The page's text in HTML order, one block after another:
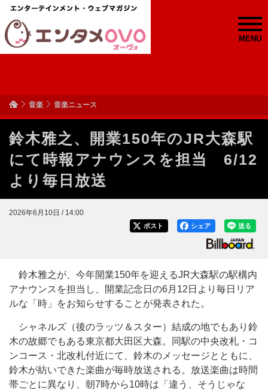
MENU
音楽 音楽ニュース
鈴木雅之、開業150年のJR大森駅
にて時報アナウンスを担当 6/12
より毎日放送
2026年6月10日 / 14:00
送る
シェア
ポスト
鈴木雅之が、今年開業150年を迎えるJR大森駅の駅構内
アナウンスを担当し、開業記念日の6月12日より毎日リア
ルな「時」をお知らせすることが発表された。
シャネルズ（後のラッツ＆スター）結成の地でもあり鈴
木の故郷でもある東京都大田区大森。同駅の中央改札・コ
ンコース・北改札付近にて、鈴木のメッセージとともに、
鈴木が紡いできた楽曲が毎時放送される。放送楽曲は時間
帯ごとに異なり、朝7時から10時は「違う、そうじゃな